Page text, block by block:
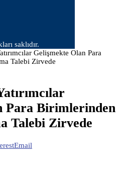
saklıdır.
Gelişmekte Olan Para
Talebi Zirvede
Para Birimlerinden
Talebi Zirvede
Email